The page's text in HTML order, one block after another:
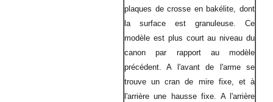
plaques de crosse en bakélite, dont
la surface est granuleuse. Ce
modèle est plus court au niveau du
canon par rapport au modèle
précédent. A l'avant de l'arme se
trouve un cran de mire fixe, et à
l'arrière une hausse fixe. A l'arrière